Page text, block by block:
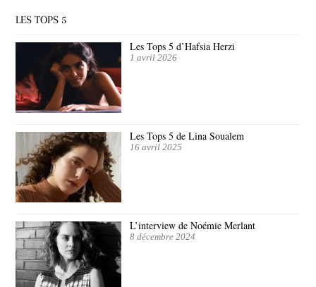
LES TOPS 5
Les Tops 5 d’Hafsia Herzi
1 avril 2026
Les Tops 5 de Lina Soualem
16 avril 2025
L’interview de Noémie Merlant
8 décembre 2024